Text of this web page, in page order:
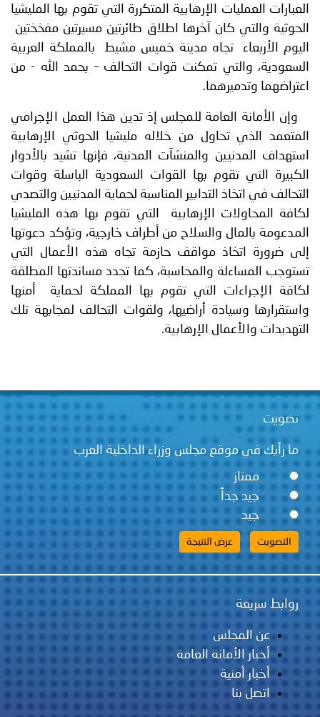
العبارات العمليات الإرهابية المتكررة التي تقوم بها المليشيا
الحوثية والتي كان آخرها اطلاق طائرتين مسيرتين مفخختين
اليوم الأربعاء تجاه مدينة خميس مشيط بالمملكة العربية
السعودية، والتي تمكنت قوات التحالف – بحمد الله - من
اعتراضهما وتدميرهما.
وإن الأمانة العامة للمجلس إذ تدين هذا العمل الإجرامي
المتعمد الذي تحاول من خلاله مليشيا الحوثي الإرهابية
استهداف المدنيين والمنشآت المدنية، فإنها تشيد بالأدوار
الكبيرة التي تقوم بها القوات السعودية الباسلة وقوات
التحالف في اتخاذ التدابير المناسبة لحماية المدنيين والتصدي
لكافة المحاولات الإرهابية التي تقوم بها هذه المليشيا
المدعومة بالمال والسلاح من أطراف خارجية، وتؤكد دعوتها
إلى ضرورة اتخاذ مواقف حازمة تجاه هذه الأعمال التي
تستوجب المساءلة والمحاسبة، كما تجدد مساندتها المطلقة
لكافة الإجراءات التي تقوم بها المملكة لحماية أمنها
واستقرارها وسيادة أراضيها، ولقوات التحالف لمجابهة تلك
التهديدات والأعمال الإرهابية.
تصويت
ما رأيك في موقع مجلس وزراء الداخلية العرب
ممتاز
جيد جداً
جيد
روابط سريعة
عن المجلس
أخبار الأمانة العامة
أخبار أمنية
اتصل بنا